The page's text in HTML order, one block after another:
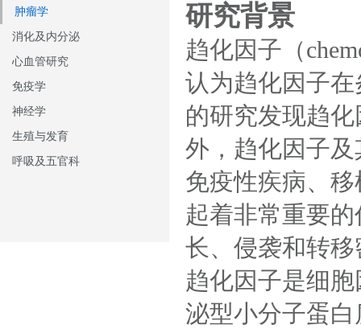
肿瘤学
消化及内分泌
心血管研究
免疫学
神经学
生殖与发育
呼吸及五官科
研究背景
趋化因子（
认为趋化因子
的研究发现趋
外，趋化因子
免疫性疾病、
起着非常重要
长、侵袭和转
趋化因子是细
泌型小分子蛋白